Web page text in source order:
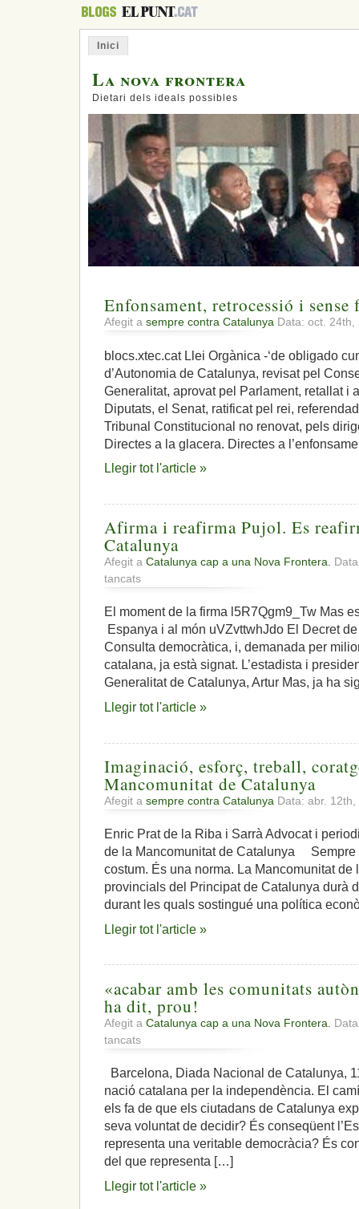
Inici
La nova frontera
Dietari dels ideals possibles
Enfonsament, retrocessió i sense
Afegit a sempre contra Catalunya Data: oct.
blocs.xtec.cat Llei Orgànica -‘de obligado
d’Autonomia de Catalunya, revisat pel
Generalitat, aprovat pel Parlament, retallat i
Diputats, el Senat, ratificat pel rei,
Tribunal Constitucional no renovat, pels
Directes a la glacera. Directes a
Llegir tot l'article »
Afirma i reafirma Pujol. Es
Catalunya
Afegit a Catalunya cap a una Nova Frontera.
tancats
Afirma
reafirma
Pujol.
Es
reafirma
la
voluntat
Catalunya
El moment de la firma l5R7Qgm9_Tw Mas
Espanya i al món uVZvttwhJdo El Decret
Consulta democràtica, i, demanada per
catalana, ja està signat. L’estadista i
Generalitat de Catalunya, Artur Mas, ja ha
Llegir tot l'article »
Imaginació, esforç, treball,
Mancomunitat de Catalunya
Afegit a sempre contra Catalunya Data: abr.
Enric Prat de la Riba i Sarrà Advocat i
de la Mancomunitat de Catalunya Sempre
costum. És una norma. La Mancomunitat de
provincials del Principat de Catalunya durà
durant les quals sostingué una política
Llegir tot l'article »
«acabar amb les comunitats
ha dit, prou!
Afegit a Catalunya cap a una Nova Frontera.
tancats
«acabar
les
comunitats
autònomes»,
Catalunya
ja
ha
dit,
Barcelona, Diada Nacional de Catalunya,
nació catalana per la independència. El
els fa de que els ciutadans de Catalunya
seva voluntat de decidir? És conseqüent
representa una veritable democràcia? És
del que representa […]
Llegir tot l'article »